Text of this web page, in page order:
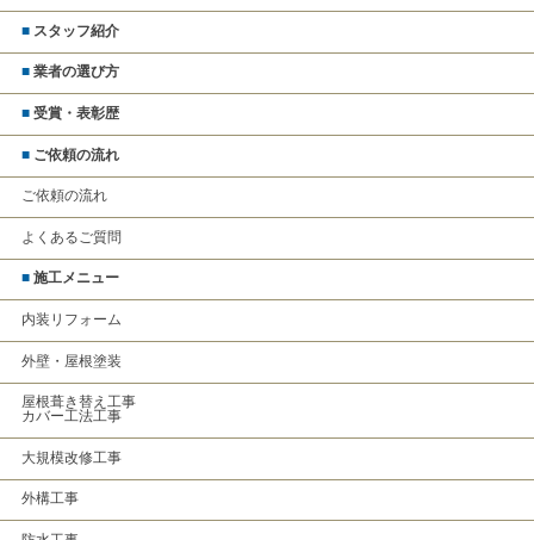
■ スタッフ紹介
■ 業者の選び方
■ 受賞・表彰歴
■ ご依頼の流れ
ご依頼の流れ
よくあるご質問
■ 施工メニュー
内装リフォーム
外壁・屋根塗装
屋根葺き替え工事
カバー工法工事
大規模改修工事
外構工事